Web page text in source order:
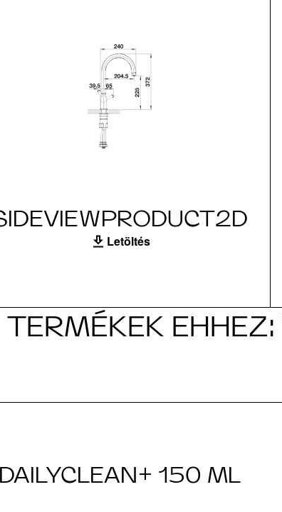
Letöltés
DAILYCLEAN+ 150 ML